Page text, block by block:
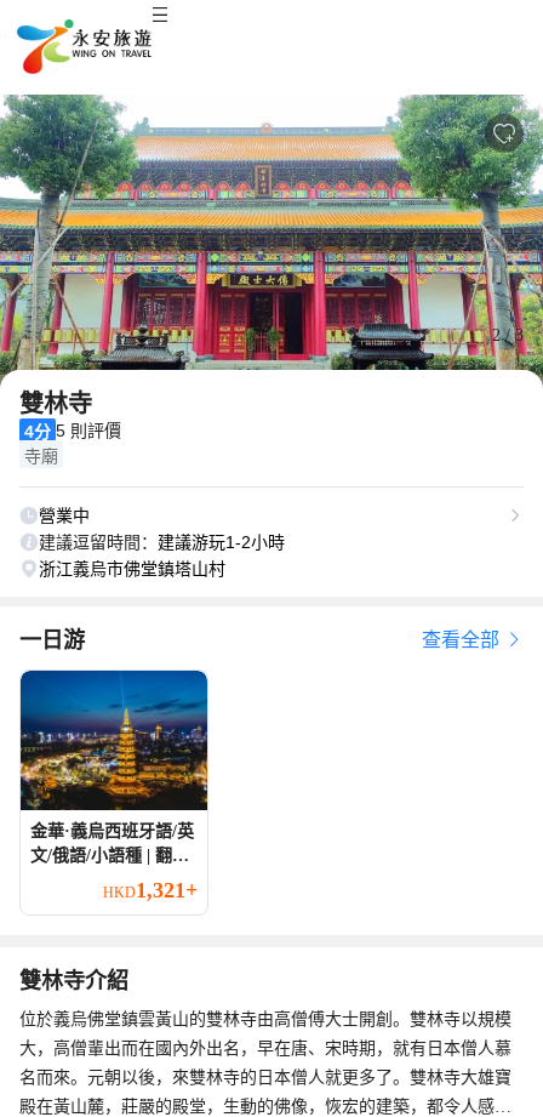
2/3
雙林寺
4分 5 則評價
寺廟
營業中
建議逗留時間： 建議游玩1-2小時
浙江義烏市佛堂鎮塔山村
一日游 查看全部
金華·義烏西班牙語/英
文/俄語/小語種 | 翻譯/
導遊/地陪 | 展會翻譯/
商務翻譯 | 景點遊玩 |
HKD1,321+
雙林寺介紹
位於義烏佛堂鎮雲黃山的雙林寺由高僧傅大士開創。雙林寺以規模
大，高僧輩出而在國內外出名，早在唐、宋時期，就有日本僧人慕
名而來。元朝以後，來雙林寺的日本僧人就更多了。雙林寺大雄寶
殿在黃山麓，莊嚴的殿堂，生動的佛像，恢宏的建築，都令人感到